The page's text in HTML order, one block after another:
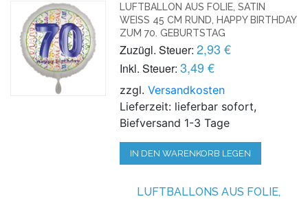
LUFTBALLON AUS FOLIE, SATIN
WEISS 45 CM RUND, HAPPY BIRTHDAY Z
UM 70. GEBURTSTAG
Zuzügl. Steuer: 2,93 €
Inkl. Steuer: 3,49 €
zzgl.Versandkosten
Lieferzeit: lieferbar sofort,
Biefversand 1-3 Tage
IN DEN WARENKORB LEGEN
LUFTBALLONS AUS FOLIE,